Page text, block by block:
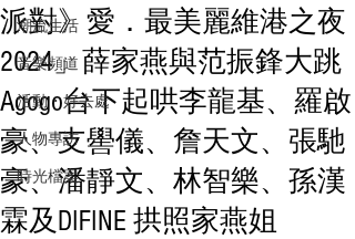
潮流生活
音樂頻道
活動・好去處
人物專訪
時光檔案
派對》愛．最美麗維港之夜
2024」薛家燕與范振鋒大跳
Agogo台下起哄李龍基、羅啟
豪、支嚳儀、詹天文、張馳
豪、潘靜文、林智樂、孫漢
霖及DIFINE 拱照家燕姐